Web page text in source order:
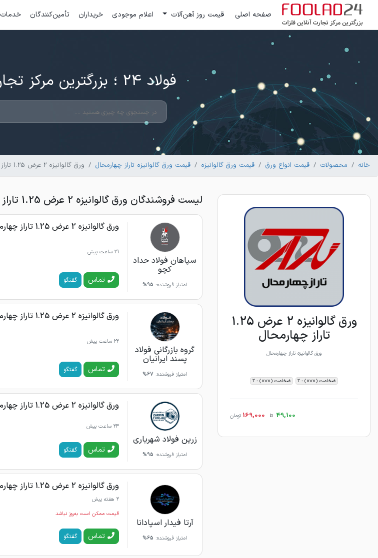
صفحه اصلی قیمت روز آهن‌آلات اعلام موجودی خریداران تأمین‌کنندگان خدمات
فولاد 24 ؛ بزرگترین مرکز تجارت آنلاین فلزات
خانه محصولات قیمت انواع ورق قیمت ورق گالوانیزه قیمت ورق گالوانیزه تاراز چهارمحال ورق گالوانیزه 2 عرض 1.25 تاراز چهارمحال
ورق گالوانیزه 2 عرض 1.25
تاراز چهارمحال
ورق گالوانیزه تاراز چهارمحال
ضخامت (mm) : 2 ضخامت (mm) : 2
49,100 تا 169,000 تومان
لیست فروشندگان ورق گالوانیزه 2 عرض 1.25 تاراز چهارمحال
سپاهان فولاد حداد
کچو
امتیاز فروشنده: 95%
ورق گالوانیزه 2 عرض 1.25 تاراز چهارمحال
21 ساعت پیش
تماس گفتگو
گروه بازرگانی فولاد
پسند ایرانیان
امتیاز فروشنده: 67%
ورق گالوانیزه 2 عرض 1.25 تاراز چهارمحال
22 ساعت پیش
تماس گفتگو
زرین فولاد شهریاری
امتیاز فروشنده: 95%
ورق گالوانیزه 2 عرض 1.25 تاراز چهارمحال
23 ساعت پیش
تماس گفتگو
آرتا فیدار اسپادانا
امتیاز فروشنده: 65%
ورق گالوانیزه 2 عرض 1.25 تاراز چهارمحال
2 هفته پیش
قیمت ممکن است به‌روز نباشد
تماس گفتگو